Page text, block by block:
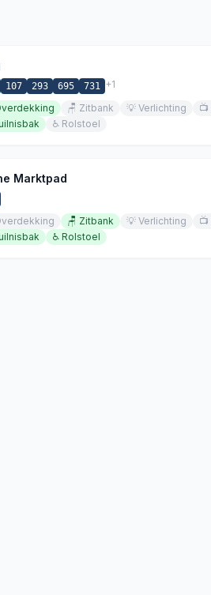
107 293 695 731 +1
🪑 Zitbank 💡 Verlichting 📺
♿ Rolstoel
Marktpad
🪑 Zitbank 💡 Verlichting 📺
♿ Rolstoel